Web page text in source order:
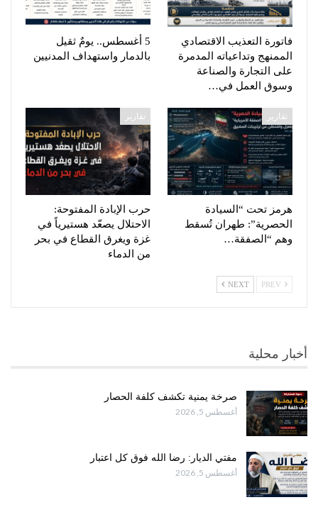
فاتورة التعذيب الاقتصادي
الممنهج وتداعياته المدمرة
على التجارة والصناعة
وسوق العمل في…
5 أغسطس.. يومٌ ثقيل
بالدمار واستهداف المدنيين
تقارير
هرمز تحت “السيادة
الحصرية”: طهران تُسقط
وهم “الصفقة…
تقارير
حرب الإبادة المفتوحة:
الاحتلال يصعّد هستيرياً في
غزة ويغرق القطاع في بحر
من الدماء
NEXT
أخبار محلية
صرخة يمنية تكشف كلفة الحصار
أغسطس 5, 2026
مفتي الديار: رضا الله فوق كل اعتبار
أغسطس 5, 2026